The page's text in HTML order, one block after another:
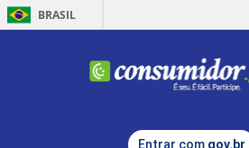
BRASIL
Entrar com gov.br